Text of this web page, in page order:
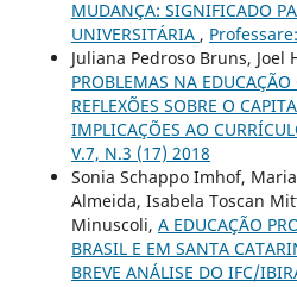
MUDANÇA: SIGNIFICADO
UNIVERSITÁRIA ,
Juliana Pedroso Bruns, Joel
PROBLEMAS NA
REFLEXÕES SOBRE O
IMPLICAÇÕES AO
V.7, N.3 (17) 2018
Sonia Schappo Imhof,
Almeida, Isabela Toscan
Minuscoli, A EDUCAÇÃO
BRASIL E EM SANTA
BREVE ANÁLISE DO IFC/